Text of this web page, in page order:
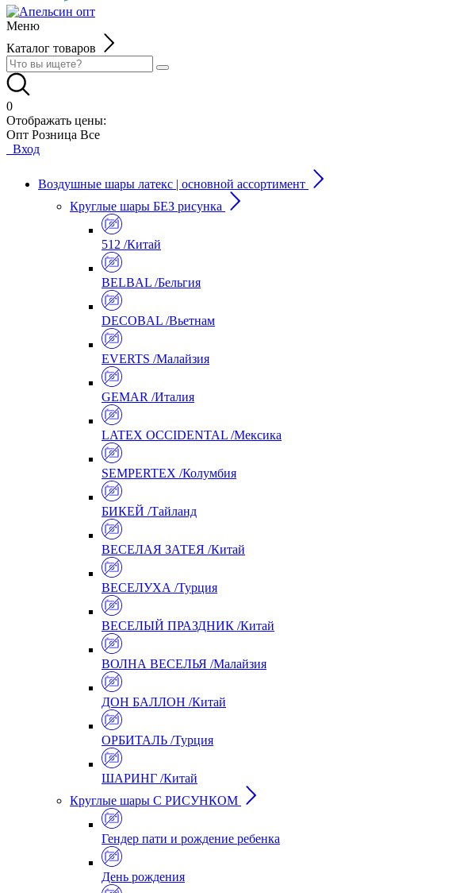
Меню
Каталог товаров
0
Отображать цены:
Опт Розница Все
Вход
Воздушные шары латекс | основной ассортимент
Круглые шары БЕЗ рисунка
512 /Китай
BELBAL /Бельгия
DECOBAL /Вьетнам
EVERTS /Малайзия
GEMAR /Италия
LATEX OCCIDENTAL /Мексика
SEMPERTEX /Колумбия
БИКЕЙ /Тайланд
ВЕСЕЛАЯ ЗАТЕЯ /Китай
ВЕСЕЛУХА /Турция
ВЕСЕЛЫЙ ПРАЗДНИК /Китай
ВОЛНА ВЕСЕЛЬЯ /Малайзия
ДОН БАЛЛОН /Китай
ОРБИТАЛЬ /Турция
ШАРИНГ /Китай
Круглые шары С РИСУНКОМ
Гендер пати и рождение ребенка
День рождения